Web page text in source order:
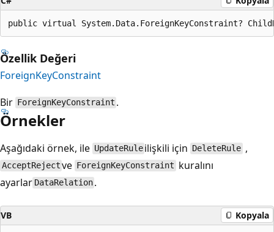
public virtual System.Data.ForeignKeyConstraint?
Özellik Değeri
ForeignKeyConstraint
Bir ForeignKeyConstraint .
Örnekler
Aşağıdaki örnek, ile UpdateRule ilişkili için DeleteRule ,
AcceptReject ve ForeignKeyConstraint kuralını
ayarlar DataRelation .
VB Kopyala